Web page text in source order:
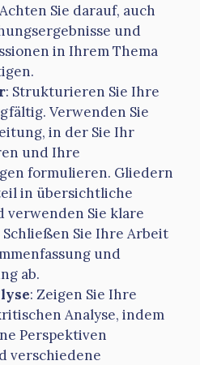
Sie darauf, auch
und
in Ihrem Thema
: Strukturieren Sie Ihre
Verwenden Sie
in der Sie Ihr
und Ihre
formulieren. Gliedern
in übersichtliche
verwenden Sie klare
Sie Ihre Arbeit
und
ab.
: Zeigen Sie Ihre
Analyse, indem
Perspektiven
verschiedene